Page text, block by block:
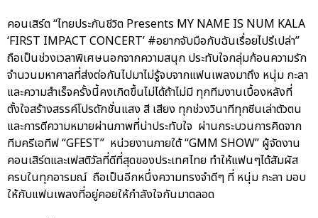
คอนเสิร์ต “ไทยประกันชีวิต Presents MY NAME IS NUM KALA
‘FIRST IMPACT CONCERT’ #อยากจับมือกับฉันเรื่อยไปรึเปล่า”
ถือเป็นช่วงเวลาพิเศษนอกจากความสนุก ประทับใจกลุ่มก้อนความรัก
จำนวนมหาศาลที่ส่งต่อกันไปมาไม่รู้จบจากแฟนเพลงมาถึง หนุ่ม กะลา
และความสำเร็จครั้งนี้คงเกิดขึ้นไม่ได้ถ้าไม่มี ทุกทีมงานเบื้องหลังที่
ตั้งใจสร้างสรรค์โปรดักชั่นแสง สี เสียง ทุกช่วงวินาทีทุกซีนเล่าตัวตน
และการตีความหมายผ่านภาพที่น่าประทับใจ ผ่านกระบวนการคิดจาก
ทีมครีเอทีฟ “GFEST” หน่วยงานภายใต้ “GMM SHOW” ผู้จัดงาน
คอนเสิร์ตและเฟสติวัลที่ดีที่สุดของประเทศไทย ทำให้แฟนๆได้สัมผัส
ครบในทุกอารมณ์ ถือเป็นอีกหนึ่งความทรงจำดีๆ ที่ หนุ่ม กะลา มอบ
ให้กับแฟนเพลงที่อยู่คอยให้กำลังใจกันมาตลอด